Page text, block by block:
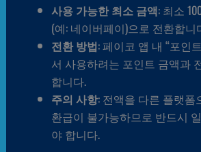
사용 가능한 최소 금액: 최소
(예: 네이버페이)으로 전환합니
전환 방법: 페이코 앱 내 “포인
서 사용하려는 포인트 금액과
합니다.
주의 사항: 전액을 다른 플랫폼
환급이 불가능하므로 반드시
야 합니다.